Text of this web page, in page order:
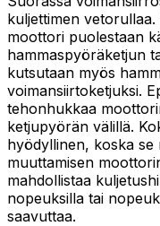
kuljettimen
moottori puolestaan
hammaspyöräketjun
kutsutaan myös
voimansiirtoketjuksi.
tehonhukkaa
ketjupyörän välillä.
hyödyllinen, koska
muuttamisen
mahdollistaa
nopeuksilla tai
saavuttaa.